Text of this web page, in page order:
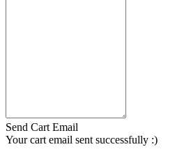
Send Cart Email
Your cart email sent successfully :)